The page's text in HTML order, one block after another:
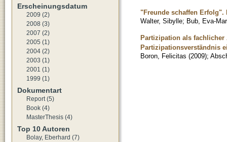
"Freunde schaffen Erfolg".
Walter, Sibylle; Bub, Eva-
Partizipation als
Partizipationsverständnis
Boron, Felicitas (2009);
Erscheinungsdatum
2009 (2)
2008 (3)
2007 (2)
2005 (1)
2004 (2)
2003 (1)
2001 (1)
1999 (1)
Dokumentart
Report (5)
Book (4)
MasterThesis (4)
Top 10 Autoren
Bolay, Eberhard (7)